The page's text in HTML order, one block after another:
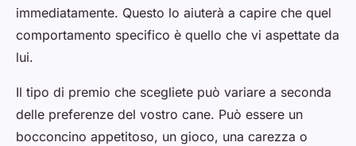
immediatamente. Questo lo aiuterà a capire che quel
comportamento specifico è quello che vi aspettate da
lui.
Il tipo di premio che scegliete può variare a seconda
delle preferenze del vostro cane. Può essere un
bocconcino appetitoso, un gioco, una carezza o